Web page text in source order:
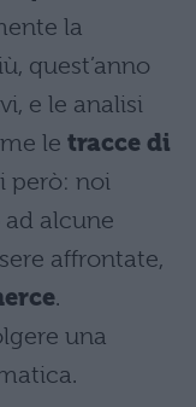
la
quest’anno
e le analisi
le tracce di
però: noi
alcune
affrontate,
.
una